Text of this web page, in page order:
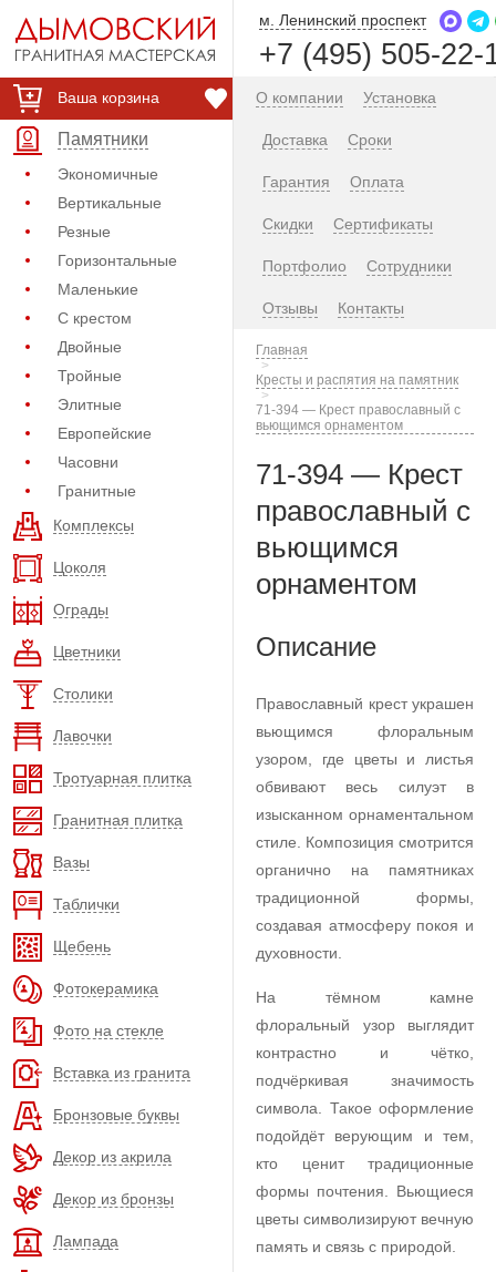
Ваша корзина
Памятники
Экономичные
Вертикальные
Резные
Горизонтальные
Маленькие
С крестом
Двойные
Тройные
Элитные
Европейские
Часовни
Гранитные
Комплексы
Цоколя
Ограды
Цветники
Столики
Лавочки
Тротуарная плитка
Гранитная плитка
Вазы
Таблички
Щебень
Фотокерамика
Фото на стекле
Вставка из гранита
Бронзовые буквы
Декор из акрила
Декор из бронзы
Лампада
м. Ленинский проспект
+7 (495) 505-22-
О компании Установка
Доставка Сроки
Гарантия Оплата
Скидки Сертификаты
Портфолио Сотрудники
Отзывы Контакты
Главная
Кресты и распятия на памятник
71-394 — Крест православный с
вьющимся орнаментом
71-394 — Крест
православный с
вьющимся
орнаментом
Описание
Православный крест украшен
вьющимся флоральным
узором, где цветы и листья
обвивают весь силуэт в
изысканном орнаментальном
стиле. Композиция смотрится
органично на памятниках
традиционной формы,
создавая атмосферу покоя и
духовности.
На тёмном камне
флоральный узор выглядит
контрастно и чётко,
подчёркивая значимость
символа. Такое оформление
подойдёт верующим и тем,
кто ценит традиционные
формы почтения. Вьющиеся
цветы символизируют вечную
память и связь с природой.